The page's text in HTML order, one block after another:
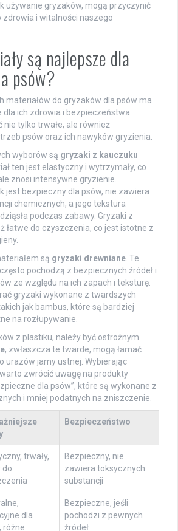
używanie gryzaków, mogą przyczynić
zdrowia i witalności naszego
są najlepsze dla
psów?
materiałów do gryzaków dla psów ma
ich zdrowia i bezpieczeństwa.
nie tylko trwałe, ale również
psów oraz ich nawyków gryzienia.
wyborów są gryzaki z kauczuku
ten jest elastyczny i wytrzymały, co
znosi intensywne gryzienie.
jest bezpieczny dla psów, nie zawiera
chemicznych, a jego tekstura
podczas zabawy. Gryzaki z
łatwe do czyszczenia, co jest istotne z
są gryzaki drewniane. Te
pochodzą z bezpiecznych źródeł i
ze względu na ich zapach i teksturę.
gryzaki wykonane z twardszych
jak bambus, które są bardziej
na rozłupywanie.
z plastiku, należy być ostrożnym.
, zwłaszcza te twarde, mogą łamać
urazów jamy ustnej. Wybierając
zwrócić uwagę na produkty
dla psów”, które są wykonane z
i mniej podatnych na zniszczenie.
Bezpieczeństwo
trwały,
do
Bezpieczny, nie
zawiera toksycznych
substancji
dla
różne
Bezpieczne, jeśli
pochodzi z pewnych
źródeł